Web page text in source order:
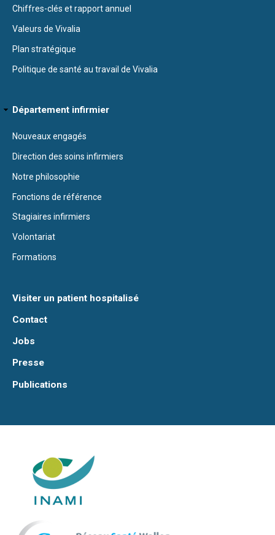
Chiffres-clés et rapport annuel
Valeurs de Vivalia
Plan stratégique
Politique de santé au travail de Vivalia
Département infirmier
Nouveaux engagés
Direction des soins infirmiers
Notre philosophie
Fonctions de référence
Stagiaires infirmiers
Volontariat
Formations
Visiter un patient hospitalisé
Contact
Jobs
Presse
Publications